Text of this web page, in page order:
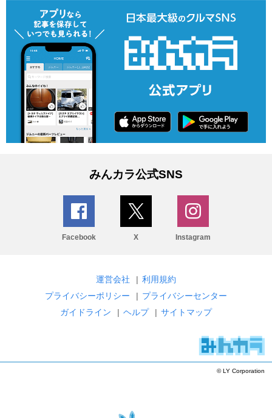
みんカラ公式SNS
Facebook X Instagram
運営会社 | 利用規約
プライバシーポリシー
| プライバシーセンター
ガイドライン
| ヘルプ | サイトマップ
© LY Corporation